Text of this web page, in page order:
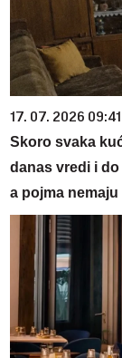
17. 07. 2026 09:41
Skoro svaka
danas vredi i
a pojma